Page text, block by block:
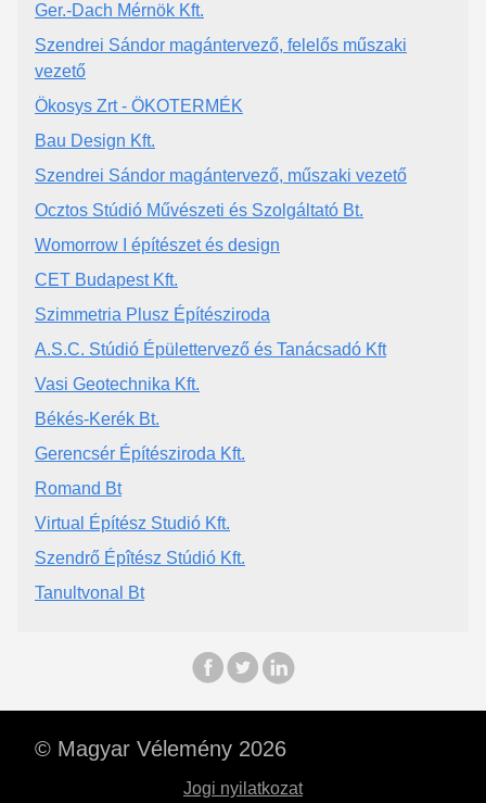
Ger.-Dach Mérnök Kft.
Szendrei Sándor magántervező, felelős műszaki
vezető
Ökosys Zrt - ÖKOTERMÉK
Bau Design Kft.
Szendrei Sándor magántervező, műszaki vezető
Ocztos Stúdió Művészeti és Szolgáltató Bt.
Womorrow I építészet és design
CET Budapest Kft.
Szimmetria Plusz Építésziroda
A.S.C. Stúdió Épülettervező és Tanácsadó Kft
Vasi Geotechnika Kft.
Békés-Kerék Bt.
Gerencsér Építésziroda Kft.
Romand Bt
Virtual Építész Studió Kft.
Szendrő Épîtész Stúdió Kft.
Tanultvonal Bt
© Magyar Vélemény 2026
Jogi nyilatkozat